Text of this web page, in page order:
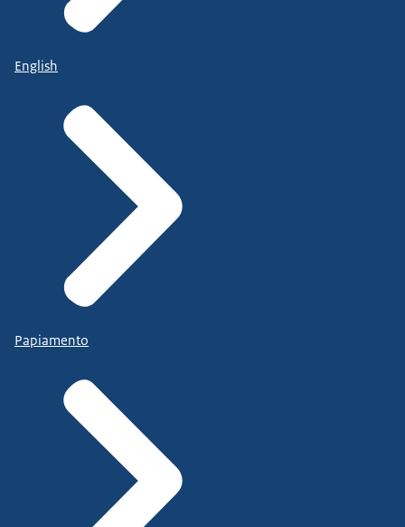
English
Papiamento